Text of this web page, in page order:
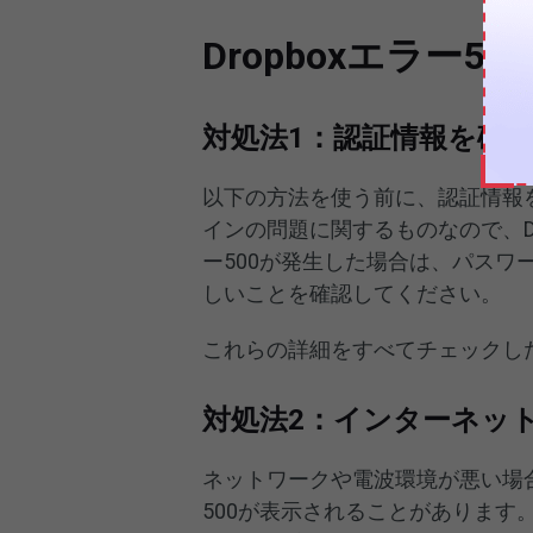
Dropboxエラー
対処法1：認証情報を確
以下の方法を使う前に、認証情
インの問題に関するものなので
ー500が発生した場合は、パスワ
しいことを確認してください。
これらの詳細をすべてチェック
対処法2：インターネッ
ネットワークや電波環境が悪い
500が表示されることがあります